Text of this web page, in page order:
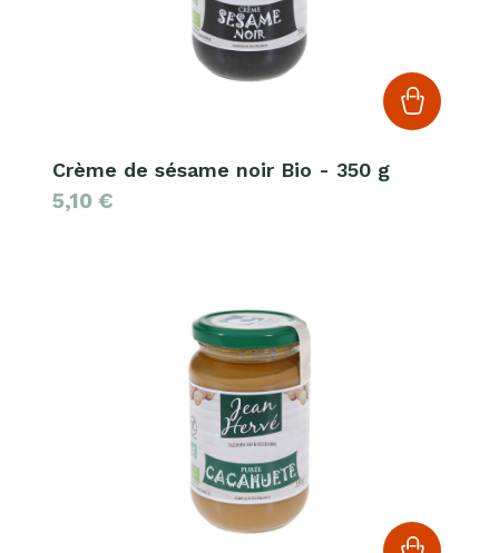
Crème de sésame noir Bio - 350 g
5,10 €